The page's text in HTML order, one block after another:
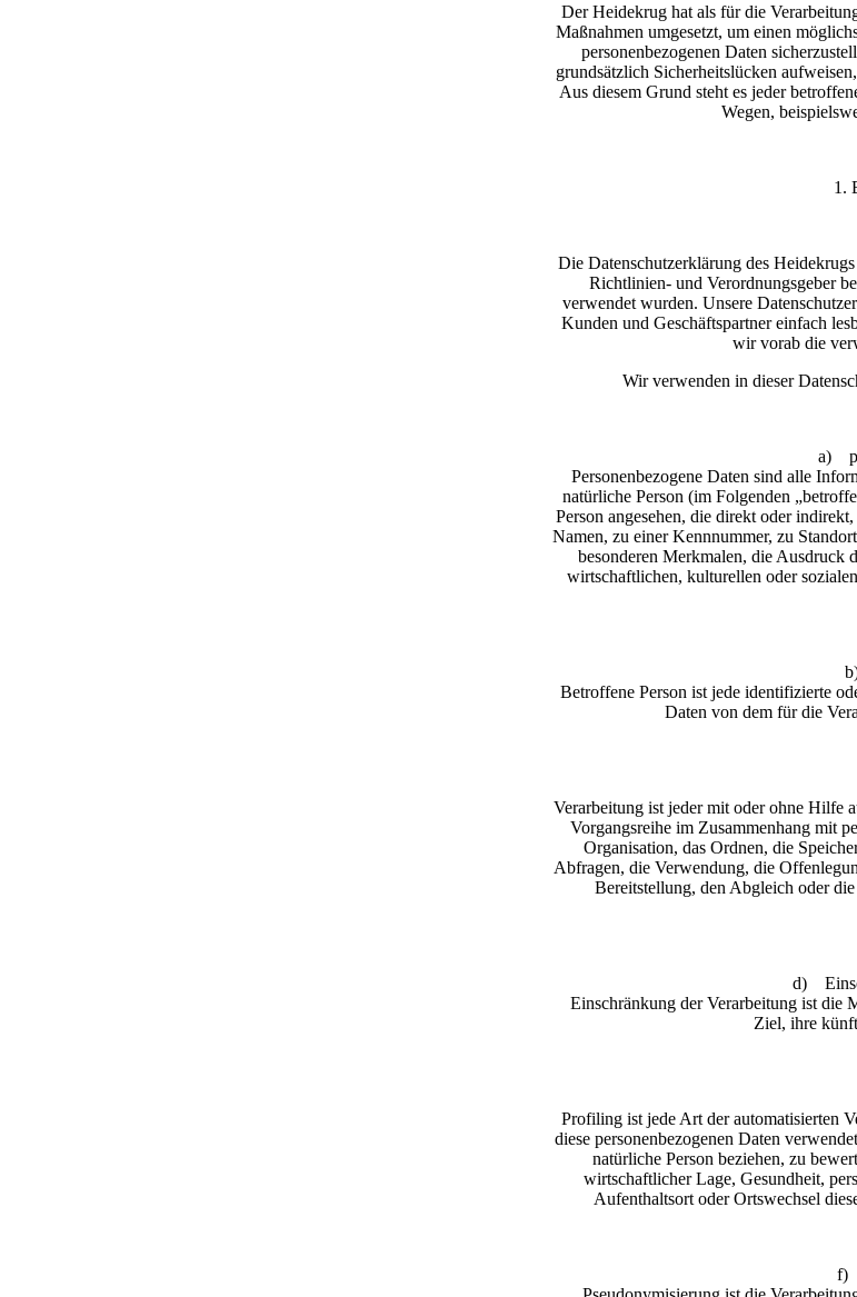
Der Heidekrug hat als für die
Maßnahmen umgesetzt, um einen
personenbezogenen Daten
grundsätzlich Sicherheitslücken
Aus diesem Grund steht es jeder
Wegen,
1.
Die Datenschutzerklärung des
Richtlinien- und Verordnungsgeber
verwendet wurden. Unsere
Kunden und Geschäftspartner einfach
wir vorab die
Wir verwenden in dieser
a)
Personenbezogene Daten sind alle
natürliche Person (im Folgenden
Person angesehen, die direkt oder
Namen, zu einer Kennnummer, zu
besonderen Merkmalen, die Ausdruck
wirtschaftlichen, kulturellen oder
Betroffene Person ist jede identifizierte
Daten von dem für die
Verarbeitung ist jeder mit oder ohne Hilfe
Vorgangsreihe im Zusammenhang mit
Organisation, das Ordnen, die
Abfragen, die Verwendung, die
Bereitstellung, den Abgleich oder
d)
Einschränkung der Verarbeitung ist die
Ziel, ihre
Profiling ist jede Art der automatisierten
diese personenbezogenen Daten
natürliche Person beziehen, zu
wirtschaftlicher Lage, Gesundheit,
Aufenthaltsort oder Ortswechsel
f)